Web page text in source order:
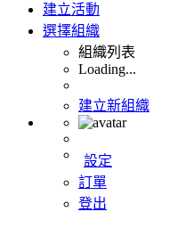
建立活動
選擇組織
組織列表
Loading...
建立新組織
設定
訂單
登出